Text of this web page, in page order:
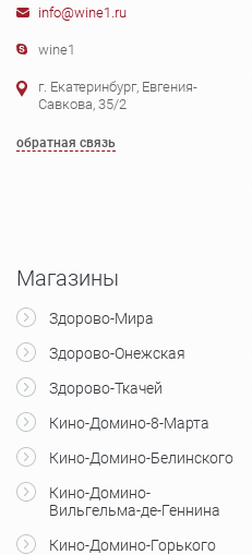
info@wine1.ru
wine1
г. Екатеринбург, Евгения-
Савкова, 35/2
обратная связь
Магазины
Здорово-Мира
Здорово-Онежская
Здорово-Ткачей
Кино-Домино-8-Марта
Кино-Домино-Белинского
Кино-Домино-
Вильгельма-де-Геннина
Кино-Домино-Горького